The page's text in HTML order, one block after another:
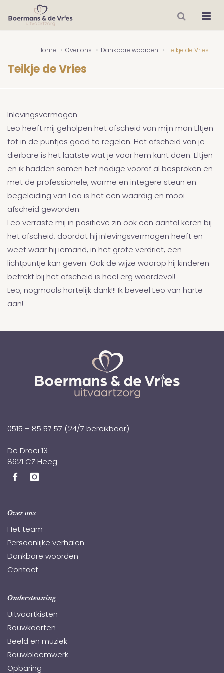
Home Over ons Dankbare woorden Teikje de Vries
Teikje de Vries
Inlevingsvermogen
Leo heeft mij geholpen het afscheid van mijn man Eltjen
tot in de puntjes goed te regelen. Het afscheid van je
dierbare is het laatste wat je voor hem kunt doen. Eltjen
en ik hadden samen het nodige vooraf al besproken en
met de professionele, warme en integere steun en
begeleiding van Leo is het een waardig en mooi
afscheid geworden.
Leo verraste mij in positieve zin ook een aantal keren bij
het afscheid, doordat hij inlevingsvermogen heeft en
weet waar hij iemand, in het grote verdriet, een
lichtpuntje kan geven. Ook de wijze waarop hij kinderen
betrekt bij het afscheid is heel erg waardevol!
Leo, nogmaals hartelijk dank!!! Ik beveel Leo van harte
aan!
0515 – 85 57 57 (24/7 bereikbaar)
De Draei 13
8621 CZ Heeg
Over ons
Het team
Persoonlijke verhalen
Dankbare woorden
Contact
Ondersteuning
Uitvaartkisten
Rouwkaarten
Beeld en muziek
Rouwbloemwerk
Opbaring